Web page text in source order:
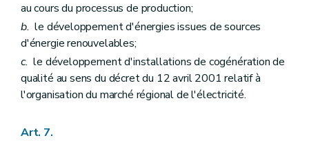
au cours du processus de production;
b. le développement d'énergies issues de sources
d'énergie renouvelables;
c. le développement d'installations de cogénération de
qualité au sens du décret du 12 avril 2001 relatif à
l'organisation du marché régional de l'électricité.
Art. 7.